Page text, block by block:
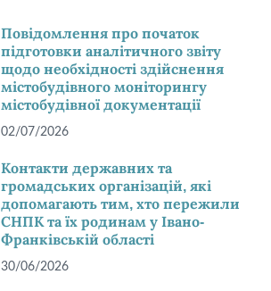
Повідомлення про початок
підготовки аналітичного звіту
щодо необхідності здійснення
містобудівного моніторингу
містобудівної документації
02/07/2026
Контакти державних та
громадських організацій, які
допомагають тим, хто пережили
СНПК та їх родинам у Івано-
Франківській області
30/06/2026